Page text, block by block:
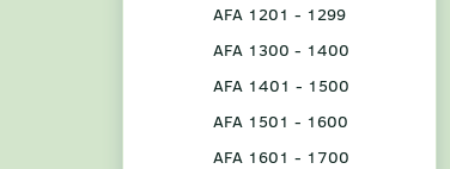
AFA 1201 - 1299
AFA 1300 - 1400
AFA 1401 - 1500
AFA 1501 - 1600
AFA 1601 - 1700